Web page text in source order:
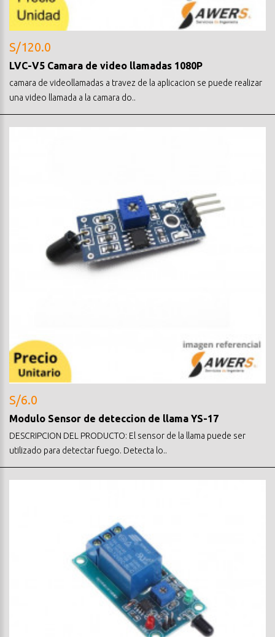
S/120.0
LVC-V5 Camara de video llamadas 1080P
camara de videollamadas a travez de la aplicacion se puede realizar
una video llamada a la camara do..
S/6.0
Modulo Sensor de deteccion de llama YS-17
DESCRIPCION DEL PRODUCTO: El sensor de la llama puede ser
utilizado para detectar fuego. Detecta lo..